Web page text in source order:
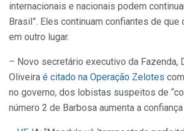
internacionais e nacionais podem
Brasil”. Eles continuam confiantes de
em outro lugar.
– Novo secretário executivo da Fazenda,
Oliveira é citado na Operação Zelotes
no governo, dos lobistas suspeitos de
número 2 de Barbosa aumenta a